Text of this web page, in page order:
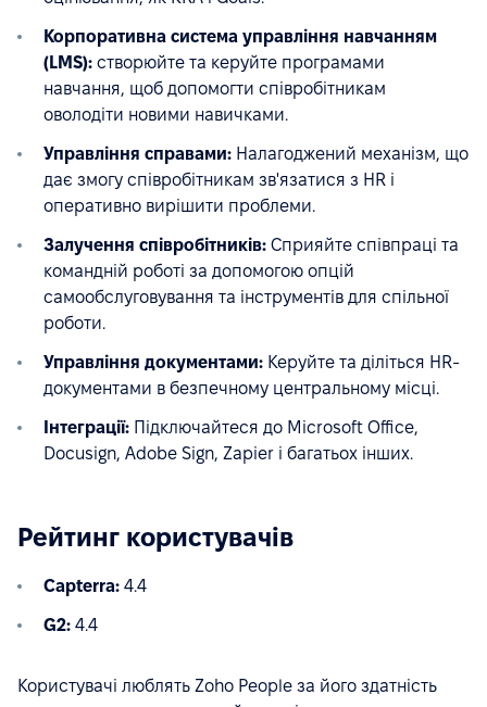
Корпоративна система управління навчанням
(LMS): створюйте та керуйте програмами
навчання, щоб допомогти співробітникам
оволодіти новими навичками.
Управління справами: Налагоджений механізм, що
дає змогу співробітникам зв'язатися з HR і
оперативно вирішити проблеми.
Залучення співробітників: Сприяйте співпраці та
командній роботі за допомогою опцій
самообслуговування та інструментів для спільної
роботи.
Управління документами: Керуйте та діліться HR-
документами в безпечному центральному місці.
Інтеграції: Підключайтеся до Microsoft Office,
Docusign, Adobe Sign, Zapier і багатьох інших.
Рейтинг користувачів
Capterra: 4.4
G2: 4.4
Користувачі люблять Zoho People за його здатність